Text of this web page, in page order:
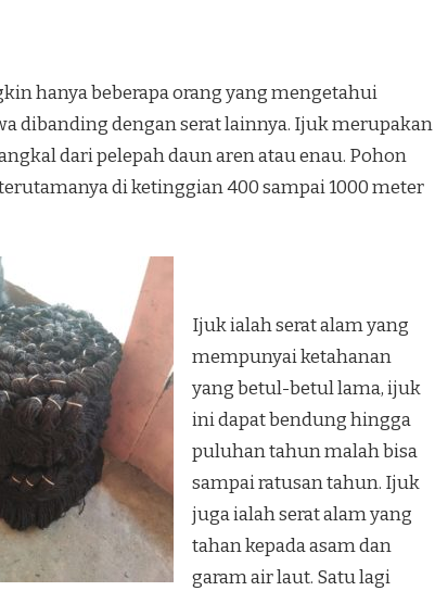
hanya beberapa orang yang mengetahui
dibanding dengan serat lainnya. Ijuk merupakan
dari pelepah daun aren atau enau. Pohon
di ketinggian 400 sampai 1000 meter
Ijuk ialah serat alam yang
mempunyai ketahanan
yang betul-betul lama, ijuk
ini dapat bendung hingga
puluhan tahun malah bisa
sampai ratusan tahun. Ijuk
juga ialah serat alam yang
tahan kepada asam dan
garam air laut. Satu lagi